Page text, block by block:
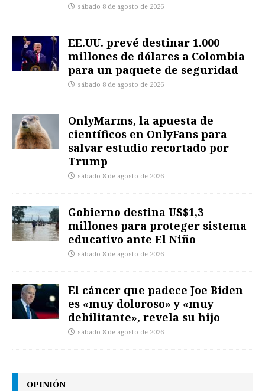
sábado 8 de agosto de 2026
EE.UU. prevé destinar 1.000
millones de dólares a Colombia
para un paquete de seguridad
sábado 8 de agosto de 2026
OnlyMarms, la apuesta de
científicos en OnlyFans para
salvar estudio recortado por
Trump
sábado 8 de agosto de 2026
Gobierno destina US$1,3
millones para proteger sistema
educativo ante El Niño
sábado 8 de agosto de 2026
El cáncer que padece Joe Biden
es «muy doloroso» y «muy
debilitante», revela su hijo
sábado 8 de agosto de 2026
OPINIÓN